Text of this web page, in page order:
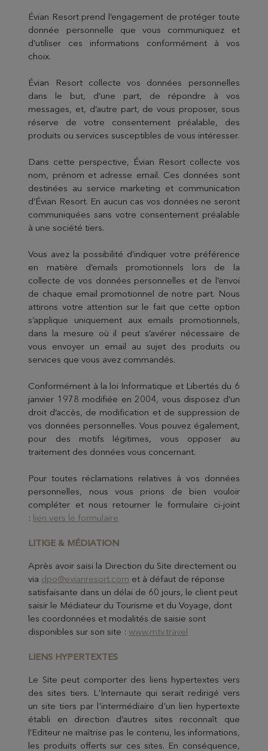
Évian Resort prend l’engagement de protéger toute
donnée personnelle que vous communiquez et
d’utiliser ces informations conformément à vos
choix.
Évian Resort collecte vos données personnelles
dans le but, d’une part, de répondre à vos
messages, et, d’autre part, de vous proposer, sous
réserve de votre consentement préalable, des
produits ou services susceptibles de vous intéresser.
Dans cette perspective, Évian Resort collecte vos
nom, prénom et adresse email. Ces données sont
destinées au service marketing et communication
d’Évian Resort. En aucun cas vos données ne seront
communiquées sans votre consentement préalable
à une société tiers.
Vous avez la possibilité d’indiquer votre préférence
en matière d’emails promotionnels lors de la
collecte de vos données personnelles et de l’envoi
de chaque email promotionnel de notre part. Nous
attirons votre attention sur le fait que cette option
s’applique uniquement aux emails promotionnels,
dans la mesure où il peut s’avérer nécessaire de
vous envoyer un email au sujet des produits ou
services que vous avez commandés.
Conformément à la loi Informatique et Libertés du 6
janvier 1978 modifiée en 2004, vous disposez d’un
droit d’accès, de modification et de suppression de
vos données personnelles. Vous pouvez également,
pour des motifs légitimes, vous opposer au
traitement des données vous concernant.
Pour toutes réclamations relatives à vos données
personnelles, nous vous prions de bien vouloir
compléter et nous retourner le formulaire ci-joint
: lien vers le formulaire
LITIGE & MÉDIATION
Après avoir saisi la Direction du Site directement ou
via dpo@evianresort.com et à défaut de réponse
satisfaisante dans un délai de 60 jours, le client peut
saisir le Médiateur du Tourisme et du Voyage, dont
les coordonnées et modalités de saisie sont
disponibles sur son site :www.mtv.travel
LIENS HYPERTEXTES
Le Site peut comporter des liens hypertextes vers
des sites tiers. L'Internaute qui serait redirigé vers
un site tiers par l'intermédiaire d'un lien hypertexte
établi en direction d’autres sites reconnaît que
l’Editeur ne maîtrise pas le contenu, les informations,
les produits offerts sur ces sites. En conséquence,